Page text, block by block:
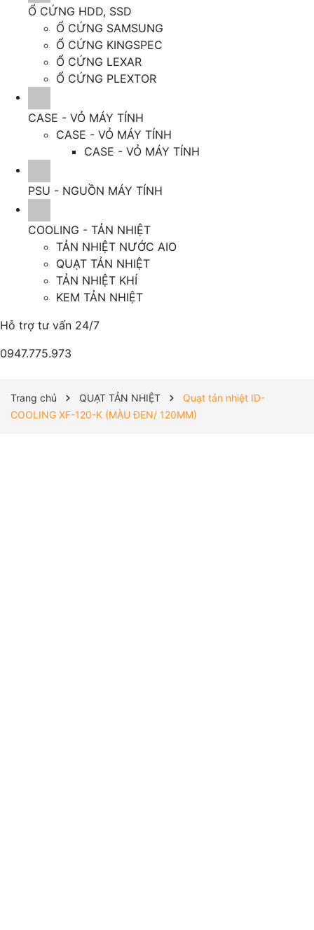
Ổ CỨNG HDD, SSD
Ổ CỨNG SAMSUNG
Ổ CỨNG KINGSPEC
Ổ CỨNG LEXAR
Ổ CỨNG PLEXTOR
CASE - VỎ MÁY TÍNH
CASE - VỎ MÁY TÍNH
CASE - VỎ MÁY TÍNH
PSU - NGUỒN MÁY TÍNH
COOLING - TẢN NHIỆT
TẢN NHIỆT NƯỚC AIO
QUẠT TẢN NHIỆT
TẢN NHIỆT KHÍ
KEM TẢN NHIỆT
Hỗ trợ tư vấn 24/7
0947.775.973
Trang chủ QUẠT TẢN NHIỆT
Quạt tản nhiệt ID-
COOLING XF-120-K (MÀU ĐEN/ 120MM)